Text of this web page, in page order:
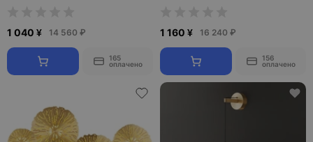
1 040 ¥ 14 560 ₽
165
оплачено
1 160 ¥ 16 240 ₽
156
оплачено